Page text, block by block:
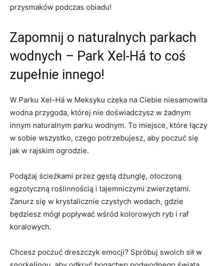
przysmaków podczas obiadu!
Zapomnij o naturalnych parkach
wodnych‍ – Park Xel-Há to coś
zupełnie​ innego!
W Parku Xel-Há w ⁤Meksyku ⁤czeka na Ciebie niesamowita
wodna przygoda, której nie doświadczysz⁣ w żadnym
innym naturalnym parku⁤ wodnym. ‌To miejsce, które ⁤łączy
w⁤ sobie‍ wszystko, czego ⁣potrzebujesz, aby ⁤poczuć się
jak w⁢ rajskim ogrodzie.
Podążaj ścieżkami przez gęstą dżunglę, otoczoną
egzotyczną⁣ roślinnością i tajemniczymi zwierzętami. ​
Zanurz się w krystalicznie⁤ czystych wodach,⁣ gdzie
będziesz​ mógł popływać⁢ wśród kolorowych ryb i raf
koralowych.
Chcesz ⁣poczuć dreszczyk emocji? Spróbuj swoich sił w